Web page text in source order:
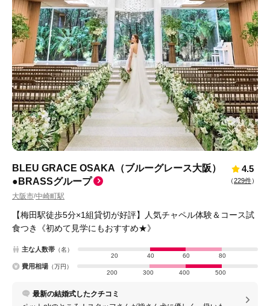
BLEU GRACE OSAKA（ブルーグレース大阪）
●BRASSグループ
大阪市/中崎町駅
4.5
（229件）
【梅田駅徒歩5分×1組貸切が好評】人気チャペル体験＆コース試
食つき《初めて見学にもおすすめ★》
主な人数帯 （名）
20
40 60 80
費用相場 （万円）
200
300 400 500
最新の結婚式したクチコミ